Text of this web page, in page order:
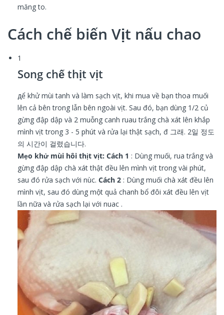
măng to.
Cách chế biến Vịt nấu chao
1
Song chế thịt vịt
дể khử mùi tanh và làm sạch vịt, khi mua về bạn thoa muối
lên cả bên trong lẫn bên ngoài vịt. Sau đó, bạn dùng 1/2 củ
gừng đập dập và 2 muỗng canh ruau trắng chà xát lên khắp
mình vịt trong 3 - 5 phút và rửa lại thật sạch, đ 그래. 2일 정도
의 시간이 걸렸습니다.
Mẹo khử mùi hôi thịt vịt: Cách 1 : Dùng muối, rua trắng và
gừng đập dập chà xát thật đều lên mình vịt trong vài phút,
sau đó rửa sạch với nùc. Cách 2 : Dùng muối chà xát đều lên
mình vịt, sau đó dùng một quả chanh bổ đôi xát đều lên vịt
lần nữa và rửa sạch lại với nuac .